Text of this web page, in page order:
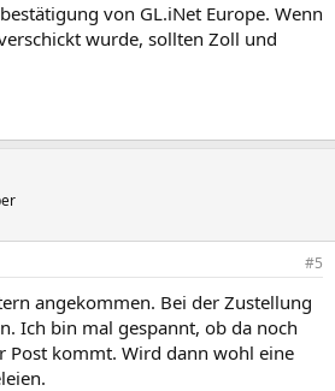
von GL.iNet Europe. Wenn
wurde, sollten Zoll und
#5
angekommen. Bei der Zustellung
Ich bin mal gespannt, ob da noch
Post kommt. Wird dann wohl eine